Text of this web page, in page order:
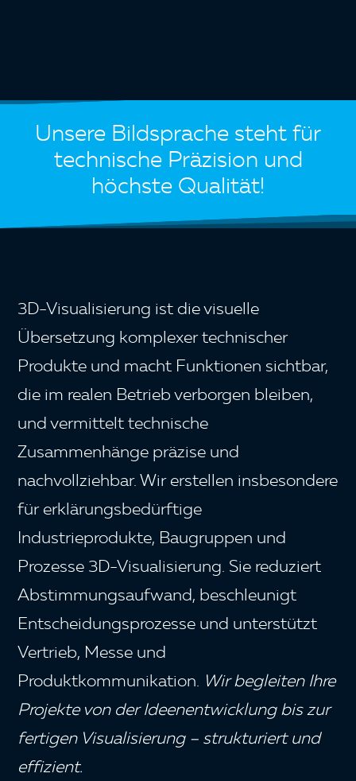
Unsere Bildsprache steht für
technische Präzision und
höchste Qualität!
3D-Visualisierung ist die visuelle
Übersetzung komplexer technischer
Produkte und macht Funktionen sichtbar,
die im realen Betrieb verborgen bleiben,
und vermittelt technische
Zusammenhänge präzise und
nachvollziehbar. Wir erstellen insbesondere
für erklärungsbedürftige
Industrieprodukte, Baugruppen und
Prozesse 3D-Visualisierung. Sie reduziert
Abstimmungsaufwand, beschleunigt
Entscheidungsprozesse und unterstützt
Vertrieb, Messe und
Produktkommunikation. Wir begleiten Ihre
Projekte von der Ideenentwicklung bis zur
fertigen Visualisierung – strukturiert und
effizient.